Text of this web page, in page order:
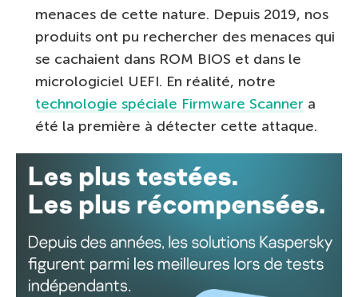
menaces de cette nature. Depuis 2019, nos
produits ont pu rechercher des menaces qui
se cachaient dans ROM BIOS et dans le
micrologiciel UEFI. En réalité, notre
technologie spéciale Firmware Scanner a
été la première à détecter cette attaque.